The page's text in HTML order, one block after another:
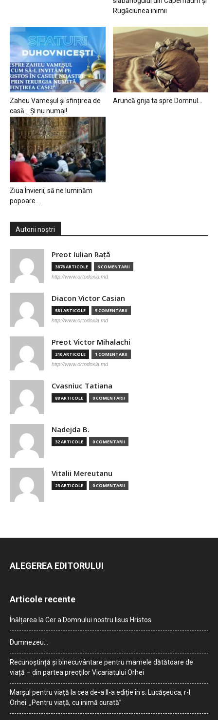
Rugăciunea inimii
Zaheu Vameșul și sfințirea de
casă… Și nu numai!
Aruncă grija ta spre Domnul…
Ziua Învierii, să ne luminăm
popoare…
Autorii noștri
Preot Iulian Raţă
3878 ARTICOLE 6 COMENTARII
http://www.ortodoxia.md
Diacon Victor Casian
581 ARTICOLE 5 COMENTARII
http://www.ortodoxia.md
Preot Victor Mihalachi
210 ARTICOLE 1 COMENTARII
http://www.ortodoxia.md
Cvasniuc Tatiana
88 ARTICOLE 0 COMENTARII
Nadejda B.
32 ARTICOLE 0 COMENTARII
Vitalii Mereutanu
23 ARTICOLE 0 COMENTARII
ALEGEREA EDITORULUI
Articole recente
Înălțarea la Cer a Domnului nostru Iisus Hristos
Dumnezeu…
Recunoștință și binecuvântare pentru mamele dătătoare de
viață – din partea preoților Vicariatului Orhei
Marșul pentru viață la cea de-a II-a ediție în s. Lucășeuca, r-l
Orhei: „Pentru viață, cu inimă curată”